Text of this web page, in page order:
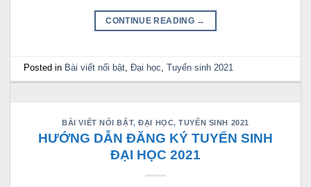
CONTINUE READING →
Posted in Bài viết nổi bật ,Đại học ,Tuyển sinh 2021
BÀI VIẾT NỔI BẬT,ĐẠI HỌC,TUYỂN SINH 2021
HƯỚNG DẪN ĐĂNG KÝ TUYỂN SINH
ĐẠI HỌC 2021